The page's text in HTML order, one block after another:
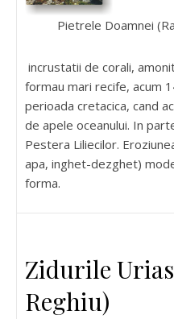
Pietrele Doamnei
incrustatii de corali,
formau mari recife, acum
perioada cretacica, cand
de apele oceanului. In
Pestera Liliecilor.
apa, inghet-dezghet)
forma.
Zidurile
Reghiu)